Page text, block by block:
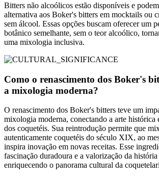
Bitters não alcoólicos estão disponíveis e
alternativa aos Boker's bitters em mocktails ou
sem álcool. Essas opções buscam oferecer um
botânico semelhante, sem o teor alcoólico,
uma mixologia inclusiva.
Como o renascimento dos Boker's
a mixologia moderna?
O renascimento dos Boker's bitters teve um
mixologia moderna, conectando a arte histórica
dos coquetéis. Sua reintrodução permite que
autenticamente coquetéis do século XIX, ao
inspira inovação em novas receitas. Esse
fascinação duradoura e a valorização da história
enriquecendo o panorama cultural da